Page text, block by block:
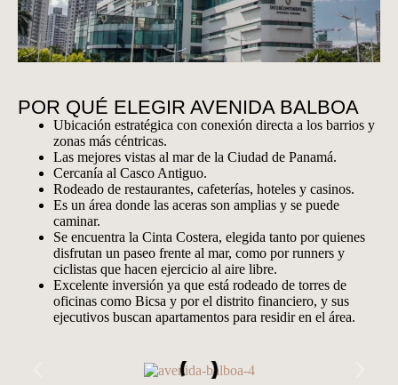
POR QUÉ ELEGIR AVENIDA BALBOA
Ubicación estratégica con conexión directa a los barrios y
zonas más céntricas.
Las mejores vistas al mar de la Ciudad de Panamá.
Cercanía al Casco Antiguo.
Rodeado de restaurantes, cafeterías, hoteles y casinos.
Es un área donde las aceras son amplias y se puede
caminar.
Se encuentra la Cinta Costera, elegida tanto por quienes
disfrutan un paseo frente al mar, como por runners y
ciclistas que hacen ejercicio al aire libre.
Excelente inversión ya que está rodeado de torres de
oficinas como Bicsa y por el distrito financiero, y sus
ejecutivos buscan apartamentos para residir en el área.